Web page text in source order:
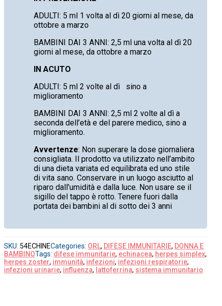
ADULTI: 5 ml 1 volta al dì 20 giorni al mese, da
ottobre a marzo
BAMBINI DAI 3 ANNI: 2,5 ml una volta al dì 20
giorni al mese, da ottobre a marzo
IN ACUTO
ADULTI: 5 ml 2 volte al dì sino a
miglioramento
BAMBINI DAI 3 ANNI: 2,5 ml 2 volte al dì a
seconda dell’età e del parere medico, sino a
miglioramento.
Avvertenze: Non superare la dose giornaliera
consigliata. Il prodotto va utilizzato nell’ambito
di una dieta variata ed equilibrata ed uno stile
di vita sano. Conservare in un luogo asciutto al
riparo dall’umidità e dalla luce. Non usare se il
sigillo del tappo è rotto. Tenere fuori dalla
portata dei bambini al di sotto dei 3 anni
SKU: 54ECHINECategories: ORL, DIFESE IMMUNITARIE, DONNA E
BAMBINOTags: difese immunitarie, echinacea, herpes simplex,
herpes zoster, immunità, infezioni, infezioni respiratorie,
infezioni urinarie, influenza, lattoferrina, sistema immunitario